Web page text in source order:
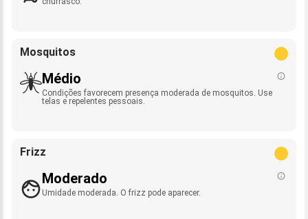
Mosquitos
Médio
Condições favorecem presença moderada de mosquitos. Use
telas e repelentes pessoais.
Frizz
Moderado
Umidade moderada. O frizz pode aparecer.